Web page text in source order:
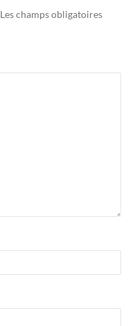
Les champs obligatoires